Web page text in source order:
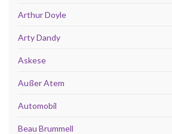
Arthur Doyle
Arty Dandy
Askese
Außer Atem
Automobil
Beau Brummell